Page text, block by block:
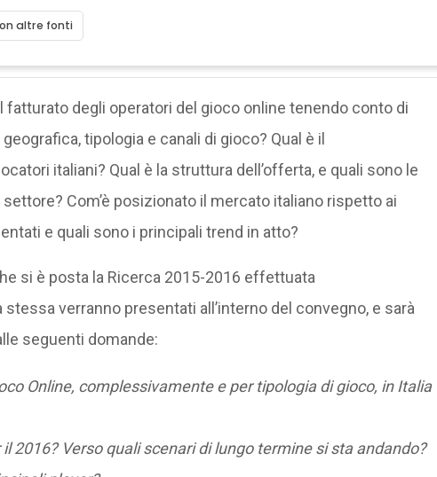
altre fonti
fatturato degli operatori del gioco online tenendo conto di
tipologia e canali di gioco? Qual è il
italiani? Qual è la struttura dell’offerta, e quali sono le
Com’è posizionato il mercato italiano rispetto ai
e quali sono i principali trend in atto?
si è posta la Ricerca 2015-2016 effettuata
stessa verranno presentati all’interno del convegno, e sarà
seguenti domande:
Online, complessivamente e per tipologia di gioco, in Italia
2016? Verso quali scenari di lungo termine si sta andando?